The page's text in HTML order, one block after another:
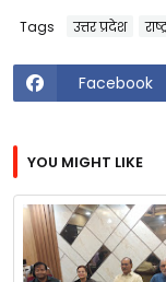
Tags उत्तर प्रदेश
Facebook
YOU MIGHT LIKE